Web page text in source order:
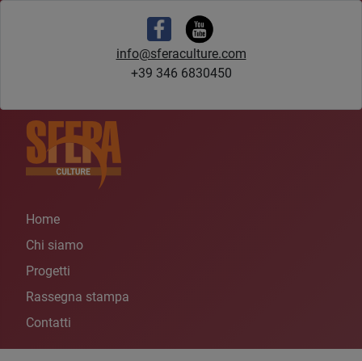
info@sferaculture.com
+39 346 6830450
Home
Chi siamo
Progetti
Rassegna stampa
Contatti